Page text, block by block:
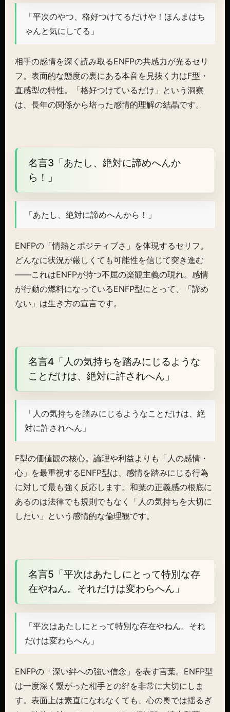
「平次のやつ、格好つけてるだけや！ほんまはち
ゃんと気にしてる」
相手の感情を深く読み取るENFPの共感力が光るセリ
フ。表面的な態度の裏にある本音を見抜く力はF型・
直感型の特性。「格好つけているだけ」という洞察
は、長年の関係から培った感情的理解の結晶です。
名言3「あたし、絶対に諦めへんか
ら！」
「あたし、絶対に諦めへんから！」
ENFPの「情熱とポジティブさ」を体現するセリフ。
どんなに状況が厳しくても可能性を信じて突き進む
——これはENFPが持つ不屈の楽観主義の現れ。感情
が行動の燃料になっているENFP型にとって、「諦め
ない」は生き方の宣言です。
名言4「人の気持ちを踏みにじるような
ことだけは、絶対に許されへん」
「人の気持ちを踏みにじるようなことだけは、絶
対に許されへん」
F型の価値観の核心。論理や利益よりも「人の感情・
心」を最重視するENFP型は、感情を踏みにじる行為
に対して最も強く反応します。和葉の正義感の根底に
あるのは法律でも規則でもなく「人の気持ちを大切に
したい」という感情的な倫理観です。
名言5「平次はあたしにとって特別な存
在やねん。それだけは変わらへん」
「平次はあたしにとって特別な存在やねん。それ
だけは変わらへん」
ENFPの「深い絆への強い信念」を表す言葉。ENFP型
は一度深く繋がった相手との絆を非常に大切にしま
す。表面上は素直になれなくても、心の奥では揺るぎ